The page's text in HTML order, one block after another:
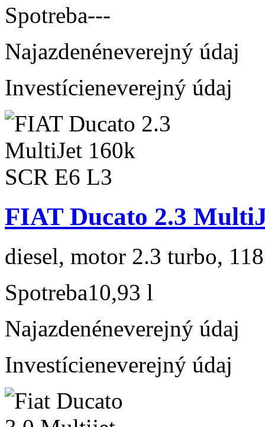
Spotreba---
Najazdenéneverejný údaj
Investícieneverejný údaj
FIAT Ducato 2.3
diesel, motor 2.3 turbo,
Spotreba10,93 l
Najazdenéneverejný údaj
Investícieneverejný údaj